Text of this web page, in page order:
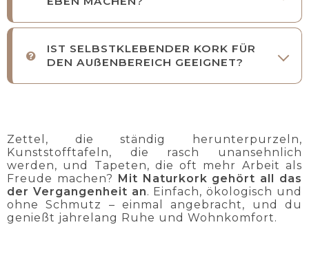
IST SELBSTKLEBENDER KORK FÜR
DEN AUßENBEREICH GEEIGNET?
Zettel, die ständig herunterpurzeln,
Kunststofftafeln, die rasch unansehnlich
werden, und Tapeten, die oft mehr Arbeit als
Freude machen?
Mit Naturkork gehört all das
der Vergangenheit an. Einfach, ökologisch und
ohne Schmutz – einmal angebracht, und du
genießt jahrelang Ruhe und Wohnkomfort.